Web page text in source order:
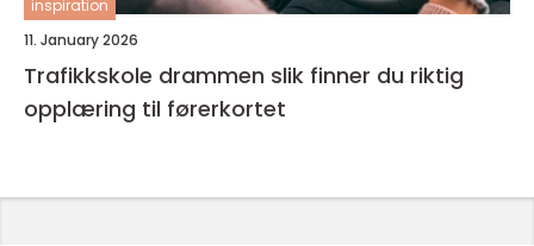
inspiration
11. January 2026
Trafikkskole drammen slik finner du riktig
opplæring til førerkortet